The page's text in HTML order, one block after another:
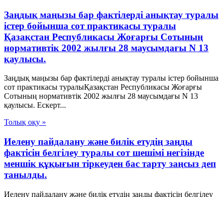
Заңдық маңызы бар фактілерді анықтау туралы
істер бойынша сот практикасы туралы
Қазақстан Республикасы Жоғарғы Сотының
нормативтік 2002 жылғы 28 маусымдағы N 13
қаулысы.
Заңдық маңызы бар фактілерді анықтау туралы істер бойынша
сот практикасы туралыҚазақстан Республикасы Жоғарғы
Сотының нормативтік 2002 жылғы 28 маусымдағы N 13
қаулысы. Ескерт...
Толық оқу »
Иелену пайдалану және билік етудің заңды
фактісін белгілеу туралы сот шешімі негізінде
меншік құқығын тіркеуден бас тарту заңсыз деп
танылды.
Иелену пайдалану және билік етудің заңды фактісін белгілеу